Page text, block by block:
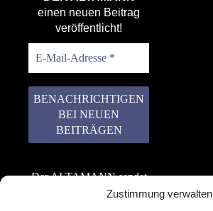
Zustimmung verwalten
einen neuen Beitrag
veröffentlicht!
Der ALTAMANN sendet
keinen Spam! Er gibt